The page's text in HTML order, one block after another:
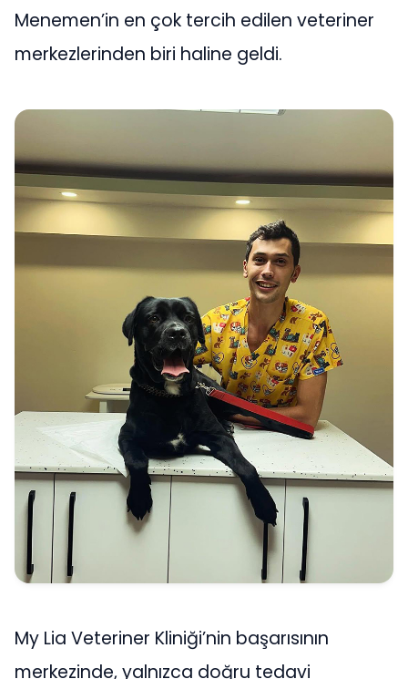
Menemen’in en çok tercih edilen veteriner
merkezlerinden biri haline geldi.
My Lia Veteriner Kliniği’nin başarısının
merkezinde, yalnızca doğru tedavi